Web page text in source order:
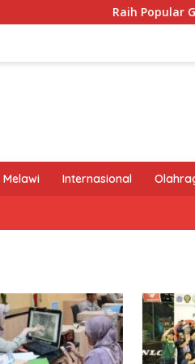
Raih Popular
Melawi Internasional